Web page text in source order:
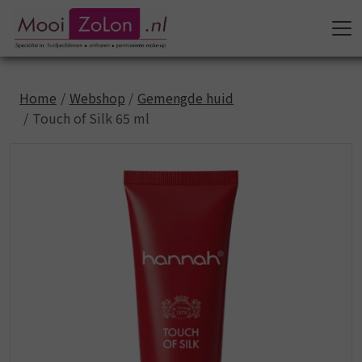
Home Webshop
Gemengde huid
Touch of Silk 65 ml